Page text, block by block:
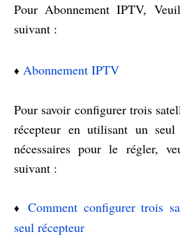
Pour Abonnement IPTV,
suivant :
♦️ Abonnement IPTV
Pour savoir configurer trois
récepteur en utilisant un
nécessaires pour le régler,
suivant :
♦️Comment configurer trois
seul récepteur